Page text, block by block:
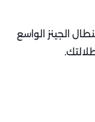
الجينز الواسع